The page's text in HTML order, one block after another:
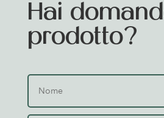
Hai
prodotto?